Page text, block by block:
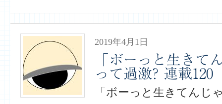
2019年4月1日
「ボーっと生きて
って過激? 連載120
「ボーっと生きてんじ